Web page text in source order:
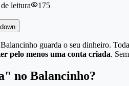
leitura
175
guarda o seu dinheiro.
pelo menos uma conta criada.
no Balancinho?